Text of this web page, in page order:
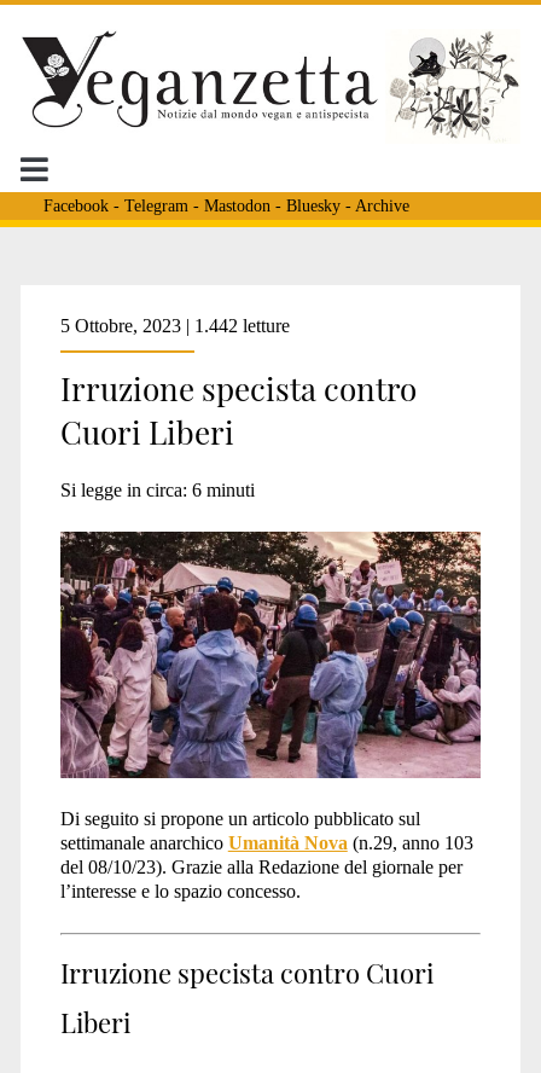
Facebook- Telegram - Mastodon - Bluesky- Archive
Tag:
<span>rifugio
cuori
liberi</span>
5 Ottobre, 2023 | 1.442 letture
Irruzione specista contro
Cuori Liberi
Si legge in circa: 6 minuti
Di seguito si propone un articolo pubblicato sul
settimanale anarchico Umanità Nova (n.29, anno 103
del 08/10/23). Grazie alla Redazione del giornale per
l’interesse e lo spazio concesso.
Irruzione specista contro Cuori
Liberi